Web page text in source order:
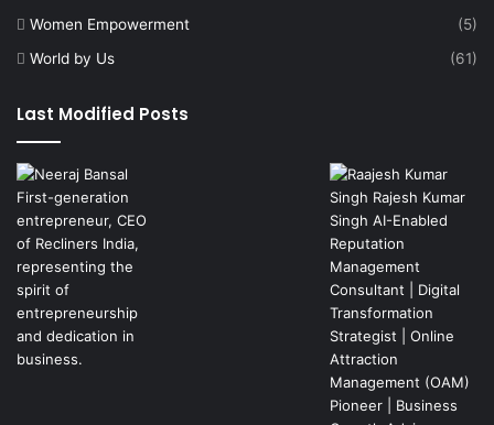
Women Empowerment
(5)
World by Us
(61)
Last Modified Posts